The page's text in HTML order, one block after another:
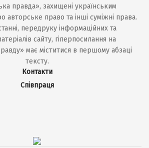
правда», захищені українським
авторське право та інші суміжні права.
передруку інформаційних та
сайту, гіперпосилання на
має міститися в першому абзаці
тексту.
Контакти
Співпраця